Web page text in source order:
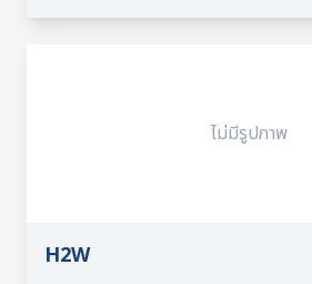
ไม่มีรูปภาพ
H2W